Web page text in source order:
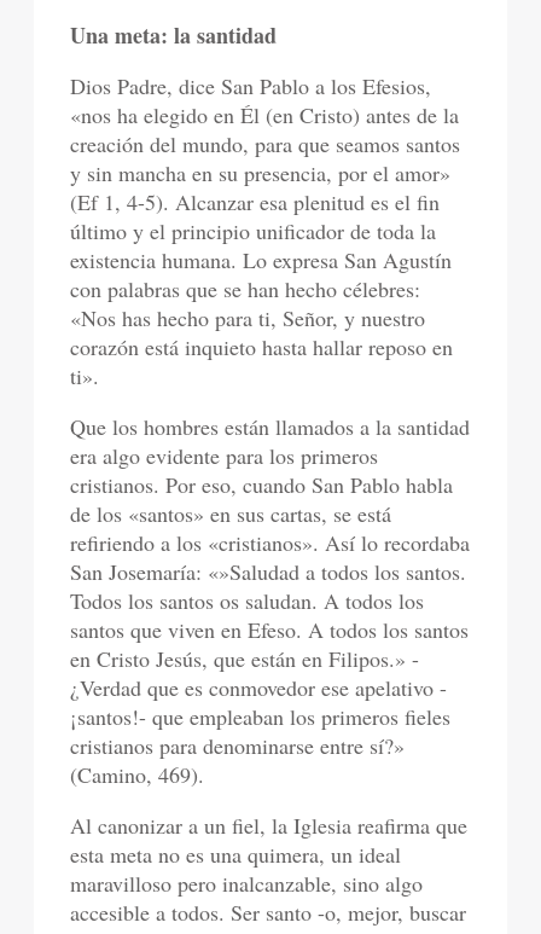
Una meta: la santidad
Dios Padre, dice San Pablo a los Efesios,
«nos ha elegido en Él (en Cristo) antes de la
creación del mundo, para que seamos santos
y sin mancha en su presencia, por el amor»
(Ef 1, 4-5). Alcanzar esa plenitud es el fin
último y el principio unificador de toda la
existencia humana. Lo expresa San Agustín
con palabras que se han hecho célebres:
«Nos has hecho para ti, Señor, y nuestro
corazón está inquieto hasta hallar reposo en
ti».
Que los hombres están llamados a la santidad
era algo evidente para los primeros
cristianos. Por eso, cuando San Pablo habla
de los «santos» en sus cartas, se está
refiriendo a los «cristianos». Así lo recordaba
San Josemaría: «»Saludad a todos los santos.
Todos los santos os saludan. A todos los
santos que viven en Efeso. A todos los santos
en Cristo Jesús, que están en Filipos.» -
¿Verdad que es conmovedor ese apelativo -
¡santos!- que empleaban los primeros fieles
cristianos para denominarse entre sí?»
(Camino, 469).
Al canonizar a un fiel, la Iglesia reafirma que
esta meta no es una quimera, un ideal
maravilloso pero inalcanzable, sino algo
accesible a todos. Ser santo -o, mejor, buscar